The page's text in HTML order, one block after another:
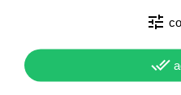
tune
done_all